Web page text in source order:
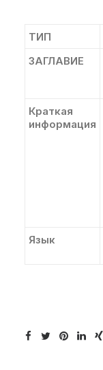
ТИП
ЗАГЛАВИЕ
Краткая
информация
Язык